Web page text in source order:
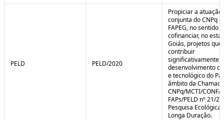
PELD PELD/2020
Propiciar a atuação
conjunta do CNPq e
FAPEG, no sentido
cofinanciar, no
Goiás, projetos que
contribuir
significativamente
desenvolvimento
e tecnológico do
âmbito da Chamada
CNPq/MCTI/
FAPs/PELD nº 21/
Pesquisa Ecológica
Longa Duração.